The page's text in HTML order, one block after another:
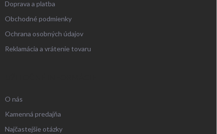
Doprava a platba
Obchodné podmienky
Ochrana osobných údajov
Reklamácia a vrátenie tovaru
O nás
Kamenná predajňa
Najčastejšie otázky